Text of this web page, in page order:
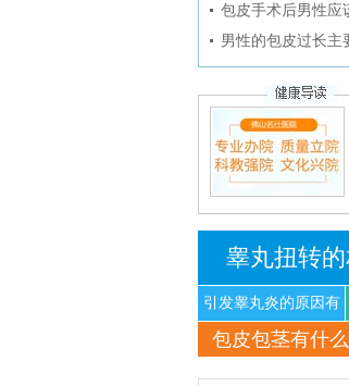
包皮手术后男性应
男性的包皮过长主
睾丸扭转
引发睾丸炎的原因有
什
包皮包茎有什